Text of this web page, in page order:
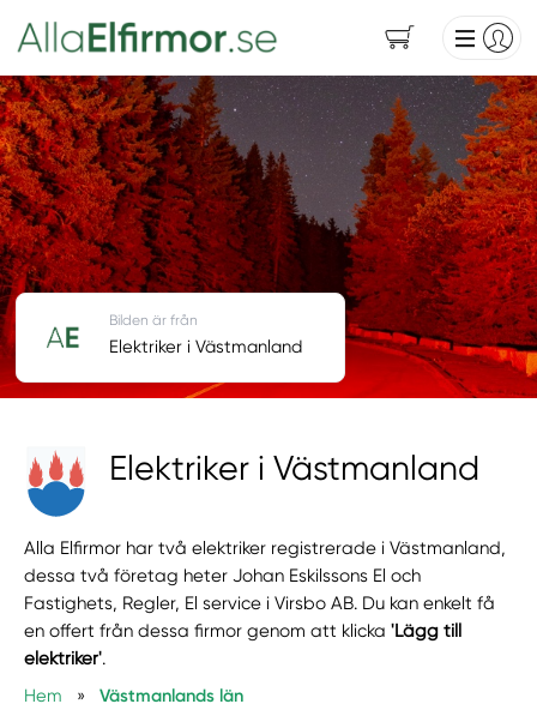
Elektriker i Västmanland
Alla Elfirmor har två elektriker registrerade i Västmanland,
dessa två företag heter Johan Eskilssons El och
Fastighets, Regler, El service i Virsbo AB. Du kan enkelt få
en offert från dessa firmor genom att klicka'Lägg till
elektriker'.
Hem
» Västmanlands län
Bilden är från
Elektriker i Västmanland